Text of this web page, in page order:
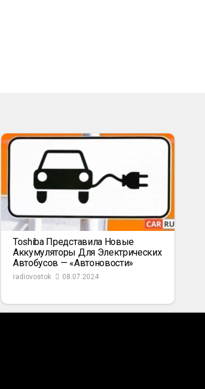
Toshiba Представила Новые
Аккумуляторы Для Электрических
Автобусов — «Автоновости»
radiovostok 08.07.2024